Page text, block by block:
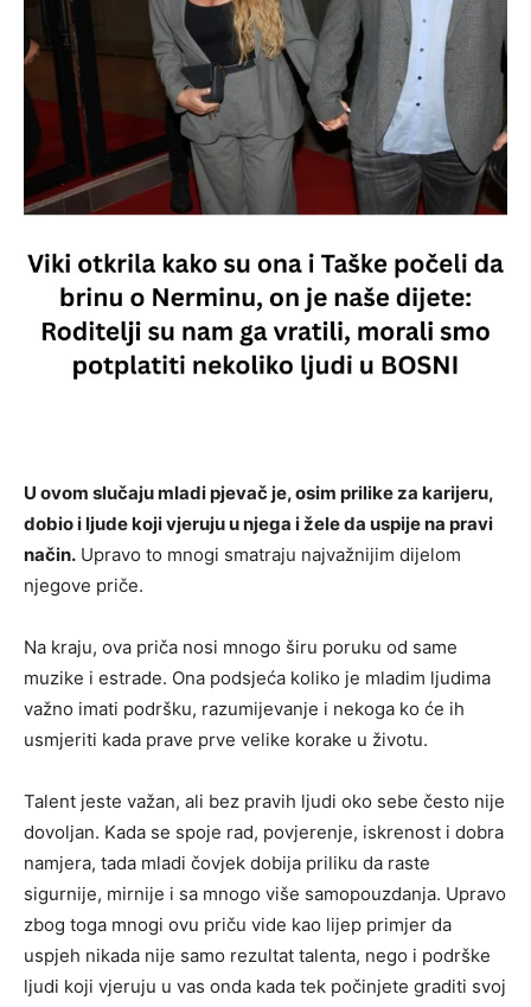
U ovom slučaju mladi pjevač je, osim prilike za karijeru,
dobio i ljude koji vjeruju u njega i žele da uspije na pravi
način. Upravo to mnogi smatraju najvažnijim dijelom
njegove priče.
Na kraju, ova priča nosi mnogo širu poruku od same
muzike i estrade. Ona podsjeća koliko je mladim ljudima
važno imati podršku, razumijevanje i nekoga ko će ih
usmjeriti kada prave prve velike korake u životu.
Talent jeste važan, ali bez pravih ljudi oko sebe često nije
dovoljan. Kada se spoje rad, povjerenje, iskrenost i dobra
namjera, tada mladi čovjek dobija priliku da raste
sigurnije, mirnije i sa mnogo više samopouzdanja. Upravo
zbog toga mnogi ovu priču vide kao lijep primjer da
uspjeh nikada nije samo rezultat talenta, nego i podrške
ljudi koji vjeruju u vas onda kada tek počinjete graditi svoj